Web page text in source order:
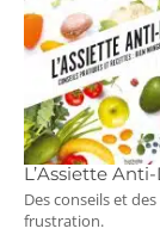
L’Assiette
Des conseils et
frustration.